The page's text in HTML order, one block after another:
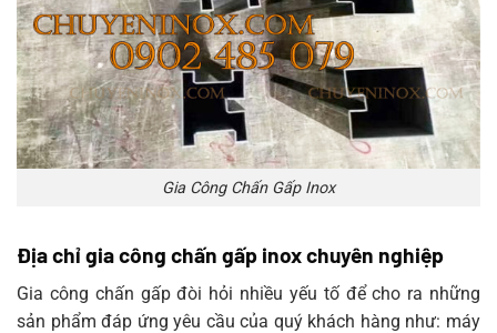
Gia Công Chấn Gấp Inox
Địa chỉ gia công chấn gấp inox chuyên nghiệp
Gia công chấn gấp đòi hỏi nhiều yếu tố để cho ra những
sản phẩm đáp ứng yêu cầu của quý khách hàng như: máy